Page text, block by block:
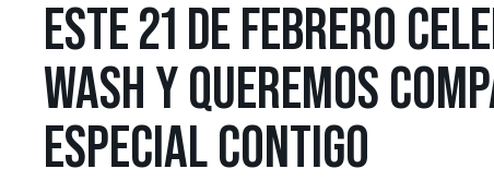
ESTE 21 DE FEBRERO
WASH Y QUEREMOS
ESPECIAL CONTIGO